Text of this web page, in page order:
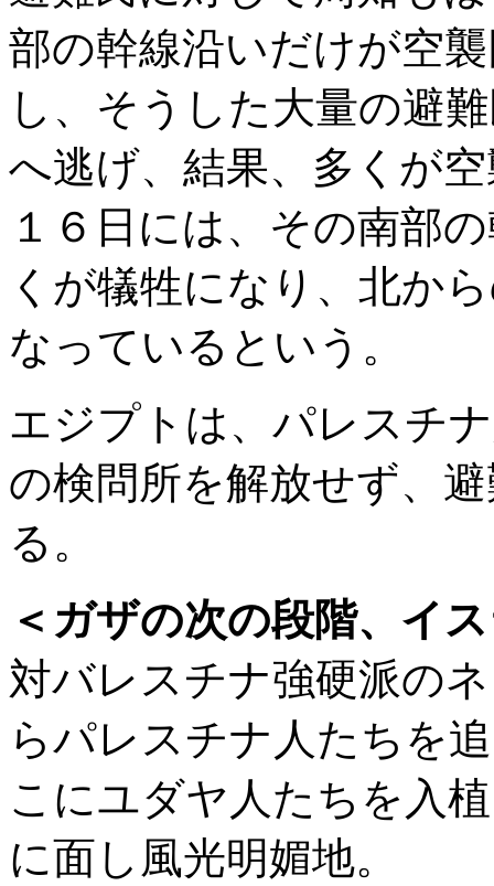
部の幹線沿いだけが空
し、そうした大量の避
へ逃げ、結果、多くが
１６日には、その南部
くが犠牲になり、北か
なっているという。
エジプトは、パレスチ
の検問所を解放せず、
る。
＜ガザの次の段階、イ
対バレスチナ強硬派の
らパレスチナ人たちを
こにユダヤ人たちを入
に面し風光明媚地。